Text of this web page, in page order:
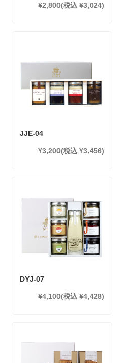
¥2,800(税込 ¥3,024)
JJE-04
¥3,200(税込 ¥3,456)
DYJ-07
¥4,100(税込 ¥4,428)